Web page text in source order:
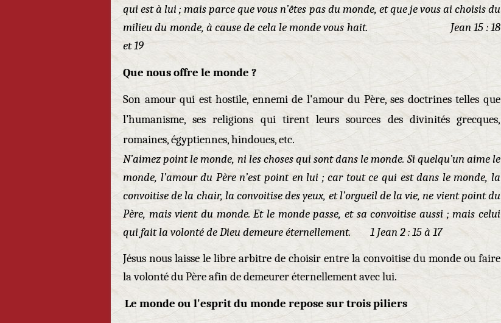
qui est à lui ; mais parce que vous n’êtes pas du monde, et que je vous ai choisis du
milieu du monde, à cause de cela le monde vous hait. Jean 15 : 18
et 19
Que nous offre le monde ?
Son amour qui est hostile, ennemi de l'amour du Père, ses doctrines telles que
l’humanisme, ses religions qui tirent leurs sources des divinités grecques,
romaines, égyptiennes, hindoues, etc.
N’aimez point le monde, ni les choses qui sont dans le monde. Si quelqu’un aime le
monde, l’amour du Père n’est point en lui ; car tout ce qui est dans le monde, la
convoitise de la chair, la convoitise des yeux, et l’orgueil de la vie, ne vient point du
Père, mais vient du monde. Et le monde passe, et sa convoitise aussi ; mais celui
qui fait la volonté de Dieu demeure éternellement. 1 Jean 2 : 15 à 17
Jésus nous laisse le libre arbitre de choisir entre la convoitise du monde ou faire
la volonté du Père afin de demeurer éternellement avec lui.
Le monde ou l'esprit du monde repose sur trois piliers